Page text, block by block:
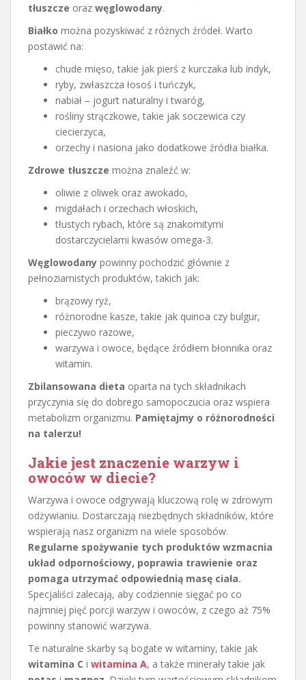
tłuszcze oraz węglowodany.
Białko można pozyskiwać z różnych źródeł. Warto
postawić na:
chude mięso, takie jak pierś z kurczaka lub indyk,
ryby, zwłaszcza łosoś i tuńczyk,
nabiał – jogurt naturalny i twaróg,
rośliny strączkowe, takie jak soczewica czy
ciecierzyca,
orzechy i nasiona jako dodatkowe źródła białka.
Zdrowe tłuszcze można znaleźć w:
oliwie z oliwek oraz awokado,
migdałach i orzechach włoskich,
tłustych rybach, które są znakomitymi
dostarczycielami kwasów omega-3.
Węglowodany powinny pochodzić głównie z
pełnoziarnistych produktów, takich jak:
brązowy ryż,
różnorodne kasze, takie jak quinoa czy bulgur,
pieczywo razowe,
warzywa i owoce, będące źródłem błonnika oraz
witamin.
Zbilansowana dieta oparta na tych składnikach
przyczynia się do dobrego samopoczucia oraz wspiera
metabolizm organizmu. Pamiętajmy o różnorodności
na talerzu!
Jakie jest znaczenie warzyw i
owoców w diecie?
Warzywa i owoce odgrywają kluczową rolę w zdrowym
odżywianiu. Dostarczają niezbędnych składników, które
wspierają nasz organizm na wiele sposobów.
Regularne spożywanie tych produktów wzmacnia
układ odpornościowy, poprawia trawienie oraz
pomaga utrzymać odpowiednią masę ciała.
Specjaliści zalecają, aby codziennie sięgać po co
najmniej pięć porcji warzyw i owoców, z czego aż 75%
powinny stanowić warzywa.
Te naturalne skarby są bogate w witaminy, takie jak
witamina C i witamina A, a także minerały takie jak